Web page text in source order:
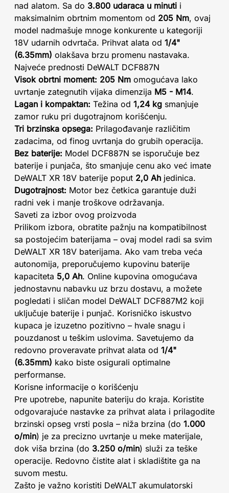
nad alatom. Sa do 3.800 udaraca u minuti i
maksimalnim obrtnim momentom od 205 Nm, ovaj
model nadmašuje mnoge konkurente u kategoriji
18V udarnih odvrtača. Prihvat alata od 1/4"
(6.35mm) olakšava brzu promenu nastavaka.
Najveće prednosti DeWALT DCF887N
Visok obrtni moment: 205 Nm omogućava lako
uvrtanje zategnutih vijaka dimenzija M5 - M14.
Lagan i kompaktan: Težina od 1,24 kg smanjuje
zamor ruku pri dugotrajnom korišćenju.
Tri brzinska opsega: Prilagođavanje različitim
zadacima, od finog uvrtanja do grubih operacija.
Bez baterije: Model DCF887N se isporučuje bez
baterije i punjača, što smanjuje cenu ako već imate
DeWALT XR 18V baterije poput 2,0 Ah jedinica.
Dugotrajnost: Motor bez četkica garantuje duži
radni vek i manje troškove održavanja.
Saveti za izbor ovog proizvoda
Prilikom izbora, obratite pažnju na kompatibilnost
sa postojećim baterijama – ovaj model radi sa svim
DeWALT XR 18V baterijama. Ako vam treba veća
autonomija, preporučujemo kupovinu baterije
kapaciteta 5,0 Ah. Online kupovina omogućava
jednostavnu nabavku uz brzu dostavu, a možete
pogledati i sličan model DeWALT DCF887M2 koji
uključuje baterije i punjač. Korisničko iskustvo
kupaca je izuzetno pozitivno – hvale snagu i
pouzdanost u teškim uslovima. Savetujemo da
redovno proveravate prihvat alata od 1/4"
(6.35mm) kako biste osigurali optimalne
performanse.
Korisne informacije o korišćenju
Pre upotrebe, napunite bateriju do kraja. Koristite
odgovarajuće nastavke za prihvat alata i prilagodite
brzinski opseg vrsti posla – niža brzina (do 1.000
o/min) je za precizno uvrtanje u meke materijale,
dok viša brzina (do 3.250 o/min) služi za teške
operacije. Redovno čistite alat i skladištite ga na
suvom mestu.
Zašto je važno koristiti DeWALT akumulatorski